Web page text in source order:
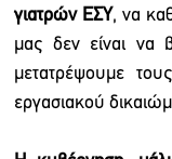
γιατρών ΕΣΥ, να
μας δεν είναι να
μετατρέψουμε
εργασιακού